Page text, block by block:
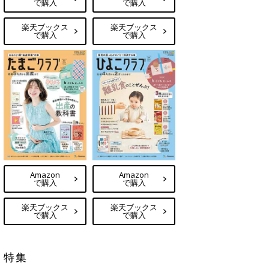
で購入
楽天ブックス
で購入
で購入
楽天ブックス
で購入
Amazon
で購入
楽天ブックス
で購入
Amazon
で購入
楽天ブックス
で購入
特集